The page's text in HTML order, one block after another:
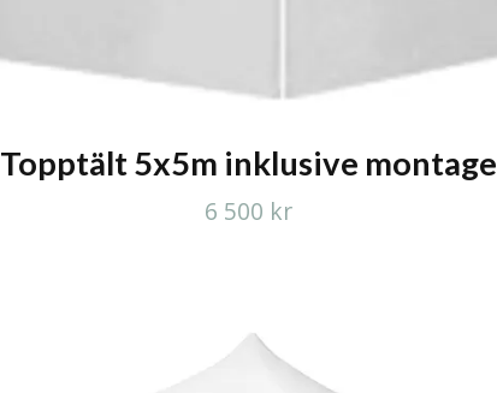
Topptält 5x5m inklusive montage
6 500 kr